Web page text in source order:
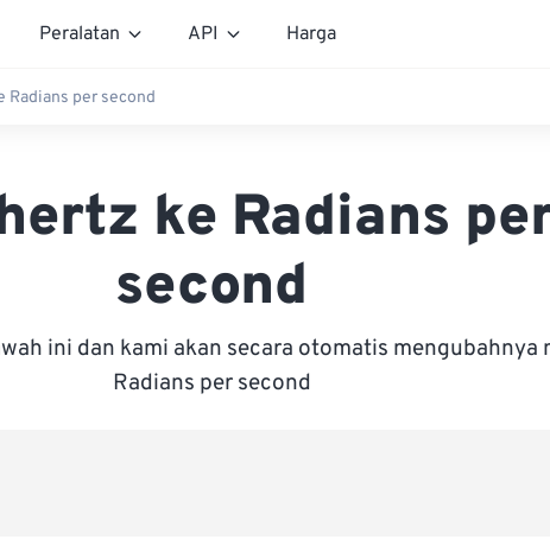
Peralatan API Harga
Radians per second
ke Radians
second
ini dan kami akan secara otomatis mengubahnya
Radians per second